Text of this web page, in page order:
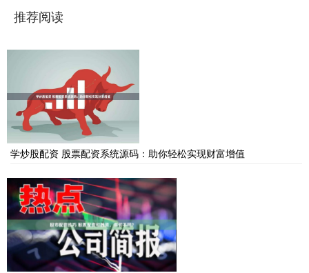
推荐阅读
学炒股配资 股票配资系统源码：助你轻松实现财富增值